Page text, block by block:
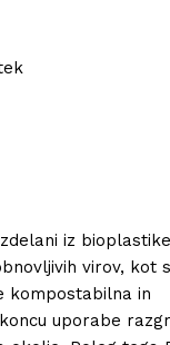
iz
virov, kot
kompostabilna in
uporabe